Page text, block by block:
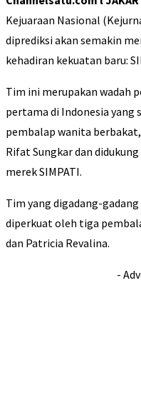
Kejuaraan Nasional
diprediksi akan semakin
kehadiran kekuatan baru:
Tim ini merupakan wadah
pertama di Indonesia yang
pembalap wanita
Rifat Sungkar dan
merek SIMPATI.
Tim yang digadang-
diperkuat oleh tiga
dan Patricia Revalina.
-